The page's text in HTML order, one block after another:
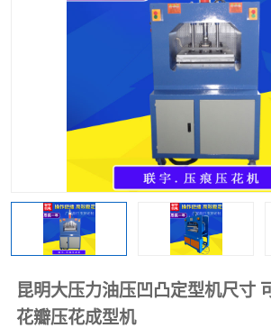
昆明大压力油压凹凸定型机尺寸
花瓣压花成型机